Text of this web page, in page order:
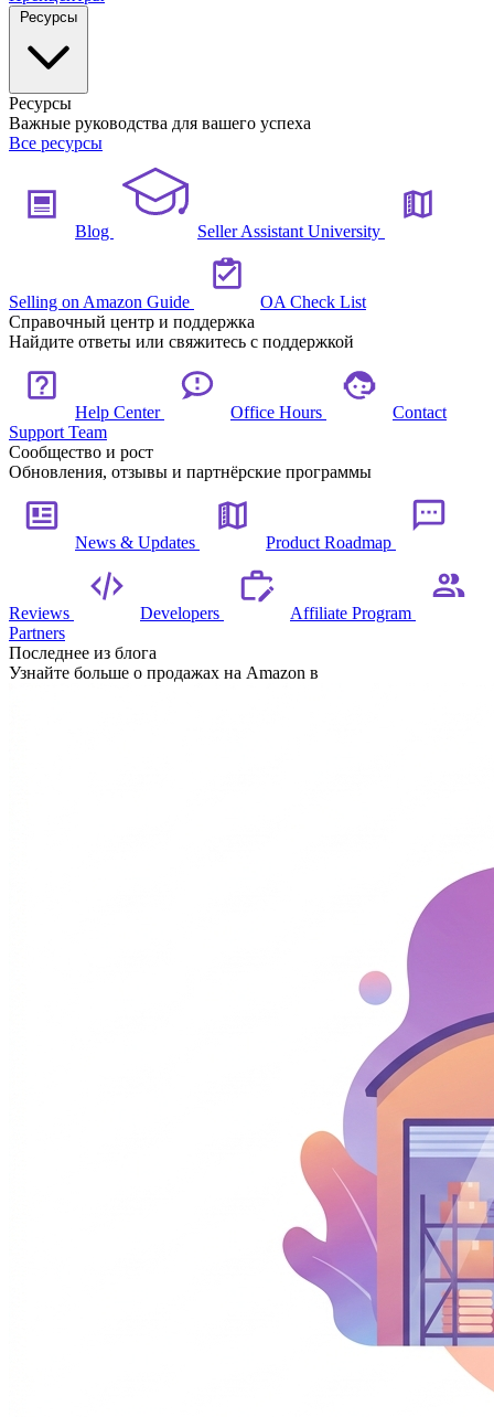
Ресурсы
Важные руководства для вашего успеха
Все ресурсы
Blog Seller Assistant University
Selling on Amazon Guide
OA Check List
Справочный центр и поддержка
Найдите ответы или свяжитесь с поддержкой
Help Center Office Hours
Contact
Support Team
Сообщество и рост
Обновления, отзывы и партнёрские программы
News & Updates Product Roadmap
Reviews Developers
Affiliate Program
Partners
Последнее из блога
Узнайте больше о продажах на Amazon в